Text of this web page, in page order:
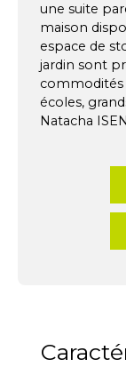
une suite
maison
espace de
jardin sont
commodités
écoles,
Natacha